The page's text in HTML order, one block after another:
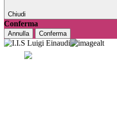
Chiudi
Conferma
Annulla Conferma